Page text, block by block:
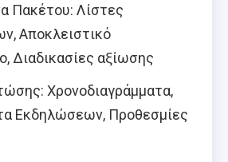
Πακέτου: Λίστες
Αποκλειστικό
Διαδικασίες αξίωσης
Χρονοδιαγράμματα,
Εκδηλώσεων, Προθεσμίες